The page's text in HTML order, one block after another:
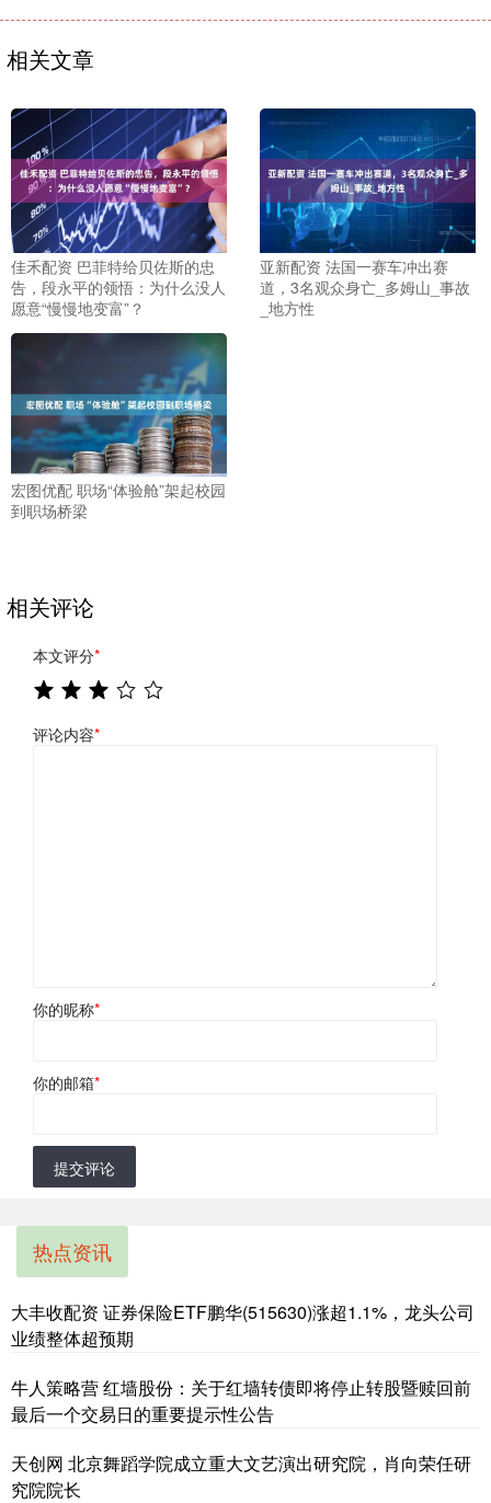
相关文章
佳禾配资 巴菲特给贝佐斯的忠
告，段永平的领悟：为什么没人
愿意“慢慢地变富”？
亚新配资 法国一赛车冲出赛
道，3名观众身亡_多姆山_事故
_地方性
宏图优配 职场“体验舱”架起校园
到职场桥梁
相关评论
本文评分*
评论内容*
你的昵称*
你的邮箱*
提交评论
热点资讯
大丰收配资 证券保险ETF鹏华(515630)涨超1.1%，龙头公司
业绩整体超预期
牛人策略营 红墙股份：关于红墙转债即将停止转股暨赎回前
最后一个交易日的重要提示性公告
天创网 北京舞蹈学院成立重大文艺演出研究院，肖向荣任研
究院院长